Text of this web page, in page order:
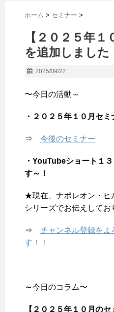
ホーム > セミナー >
【２０２５年
を追加しました
2025/09/22
〜今日の活動～
・２０２５年１０月セミ
⇒ 今後のセミナー
・YouTubeショート１
す～！
★現在、ナポレオン・ヒ
シリーズでお伝えしてお
⇒ チャンネル登録をよ
す！！
～今日のコラム〜
【２０２５年１０月の